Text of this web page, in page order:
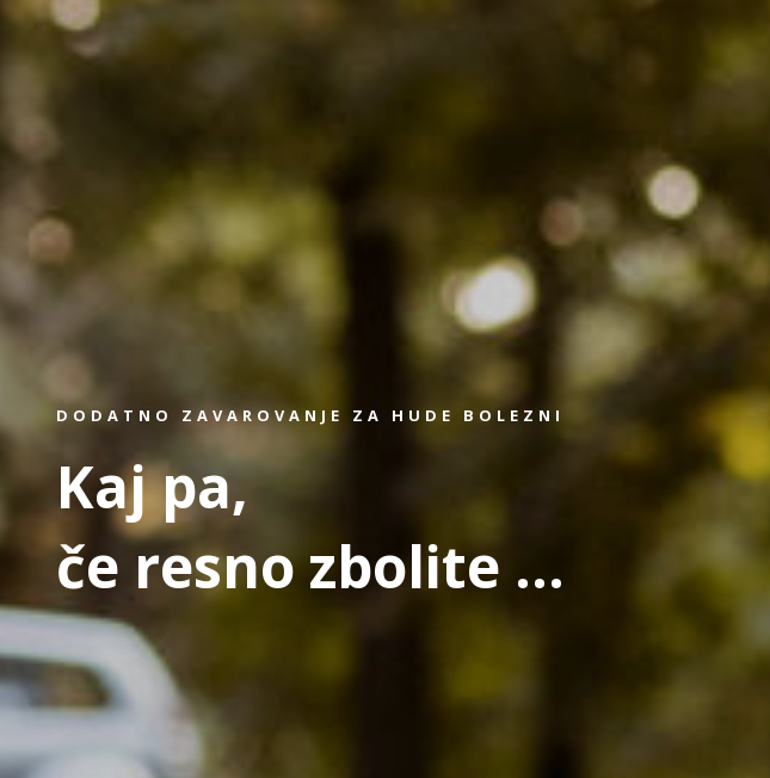
DODATNO ZAVAROVANJE ZA HUDE BOLEZNI
Kaj pa,
če resno zbolite ...